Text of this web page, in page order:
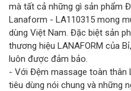
mà tất cả những gì sản phẩm
Lanaform - LA110315 mong
dùng Việt Nam. Đặc biệt sản
thương hiệu LANAFORM của
luôn được đảm bảo.
- Với Đệm massage toàn thân
tiêu dùng nói chung và những